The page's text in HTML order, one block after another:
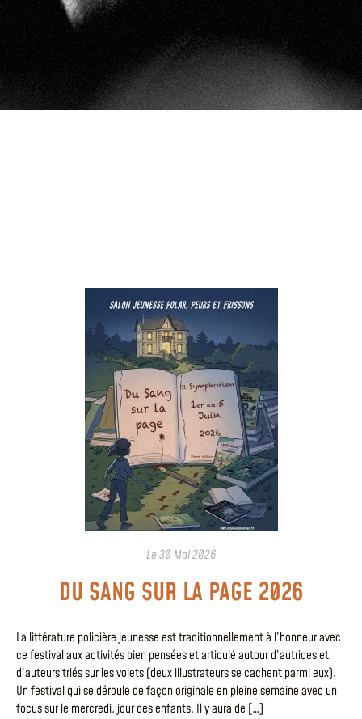
Le30 Mai 2026
DU SANG SUR LA PAGE 2026
La littérature policière jeunesse est traditionnellement à l’honneur avec
ce festival aux activités bien pensées et articulé autour d’autrices et
d’auteurs triés sur les volets (deux illustrateurs se cachent parmi eux).
Un festival qui se déroule de façon originale en pleine semaine avec un
focus sur le mercredi, jour des enfants. Il y aura de […]